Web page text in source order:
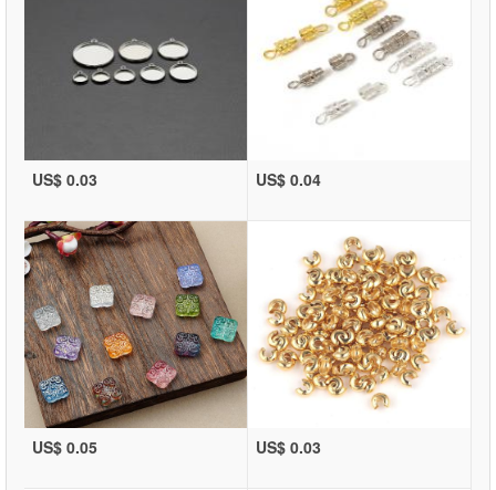
US$ 0.03 US$ 0.04
US$ 0.05 US$ 0.03